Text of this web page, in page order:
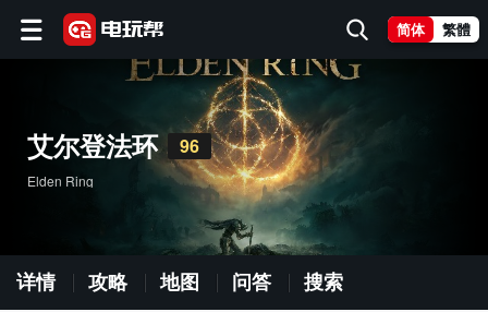
简体 繁體
艾尔登法环 96
Elden Ring
详情 攻略 地图 问答 搜索